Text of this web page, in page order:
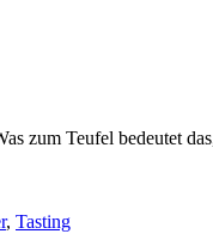
zum Teufel bedeutet
, Tasting